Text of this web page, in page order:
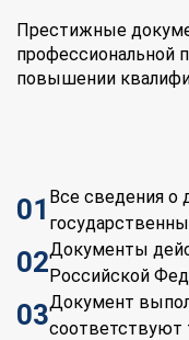
Престижные
профессиональной
повышении
01 Все сведения о
02Документы
Российской
03Документ
соответствуют